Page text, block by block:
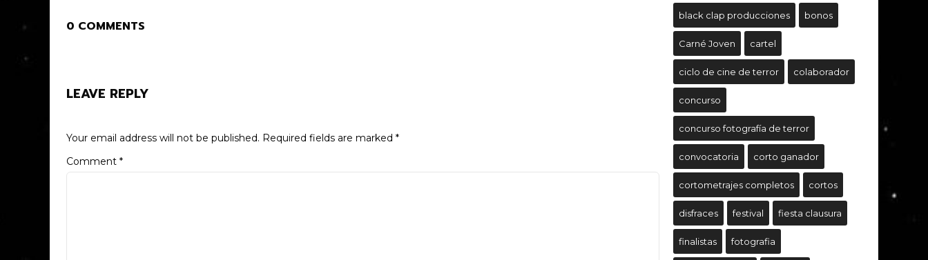
0 COMMENTS
LEAVE REPLY
Your email address will not be published. Required fields are marked *
Comment *
black clap producciones bonos
Carné Joven cartel
ciclo de cine de terror colaborador
concurso
concurso fotografía de terror
convocatoria corto ganador
cortometrajes completos cortos
disfraces festival fiesta clausura
finalistas fotografia